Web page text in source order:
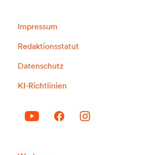
Impressum
Redaktionsstatut
Datenschutz
KI-Richtlinien